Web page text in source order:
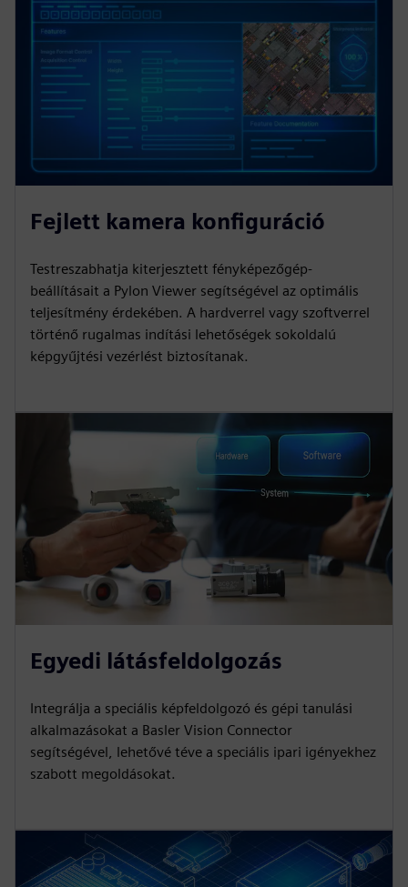
Fejlett kamera konfiguráció
Testreszabhatja kiterjesztett fényképezőgép-
beállításait a Pylon Viewer segítségével az optimális
teljesítmény érdekében. A hardverrel vagy szoftverrel
történő rugalmas indítási lehetőségek sokoldalú
képgyűjtési vezérlést biztosítanak.
Egyedi látásfeldolgozás
Integrálja a speciális képfeldolgozó és gépi tanulási
alkalmazásokat a Basler Vision Connector
segítségével, lehetővé téve a speciális ipari igényekhez
szabott megoldásokat.